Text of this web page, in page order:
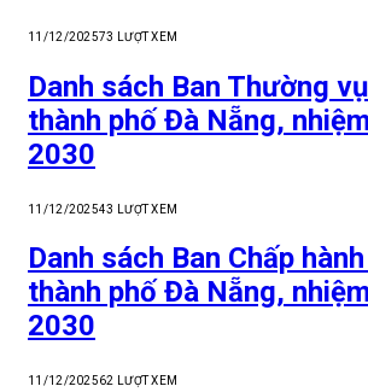
11/12/202573 LƯỢT XEM
Danh sách Ban Thường
thành phố Đà Nẵng,
2030
11/12/202543 LƯỢT XEM
Danh sách Ban Chấp
thành phố Đà Nẵng,
2030
11/12/202562 LƯỢT XEM